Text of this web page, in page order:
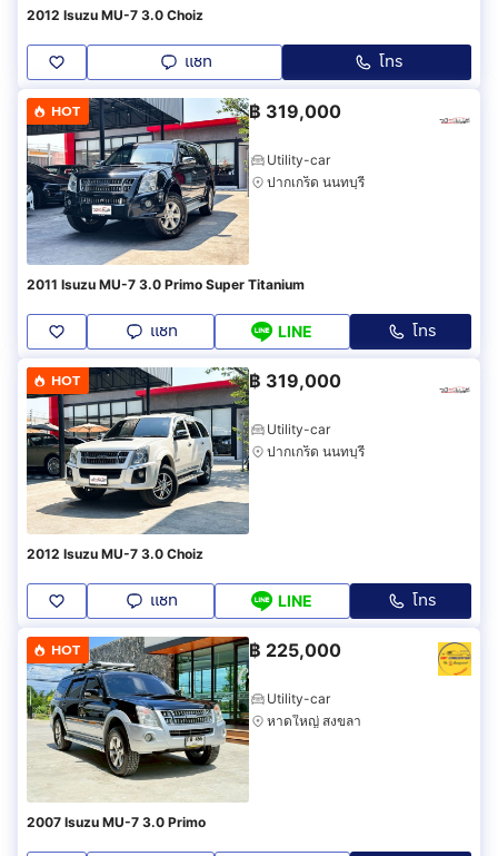
2012 Isuzu MU-7 3.0 Choiz
แชท โทร
HOT ฿ 319,000
Utility-car
ปากเกร็ด นนทบุรี
2011 Isuzu MU-7 3.0 Primo Super Titanium
แชท LINE โทร
HOT ฿ 319,000
Utility-car
ปากเกร็ด นนทบุรี
2012 Isuzu MU-7 3.0 Choiz
แชท LINE โทร
HOT ฿ 225,000
Utility-car
หาดใหญ่ สงขลา
2007 Isuzu MU-7 3.0 Primo